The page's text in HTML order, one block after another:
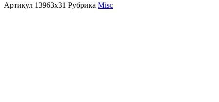
Артикул 13963x31 Рубрика Misc